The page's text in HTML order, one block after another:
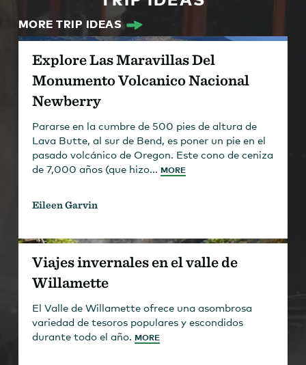
MORE TRIP IDEAS
Explore Las Maravillas Del
Monumento Volcanico Nacional
Newberry
Pararse en la cumbre de 500 pies de altura de
Lava Butte, al sur de Bend, es poner un pie en el
pasado volcánico de Oregon. Este cono de ceniza
de 7,000 años (que hizo... MORE
Eileen Garvin
Viajes invernales en el valle de
Willamette
El Valle de Willamette ofrece una asombrosa
variedad de tesoros populares y escondidos
durante todo el año. MORE